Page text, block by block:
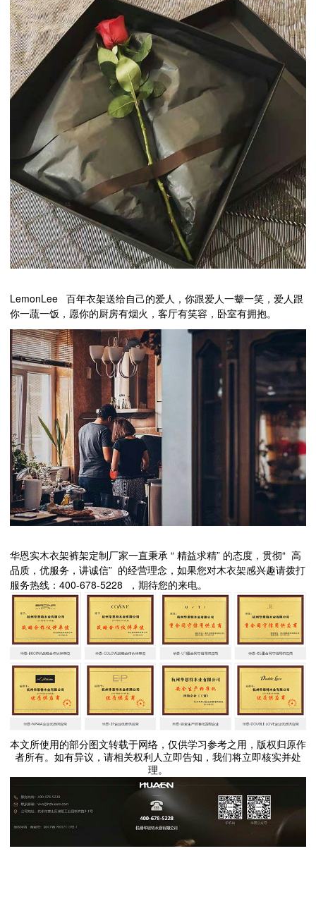
LemonLee
百年衣架送给自己的爱人，你跟爱人一颦一笑，爱人跟
你一蔬一饭，愿你的厨房有烟火，客厅有笑容，卧室有拥抱。
华恩实木衣架裤架定制厂家一直秉承 “ 精益求精” 的态度，贯彻“ 高
品质，优服务，讲诚信” 的经营理念，如果您对木衣架感兴趣请拨打
服务热线： 400-678-5228 ，期待您的来电。
本文所使用的部分图文转载于网络，仅供学习参考之用，版权归原作
者所有。如有异议，请相关权利人立即告知，我们将立即核实并处
理。